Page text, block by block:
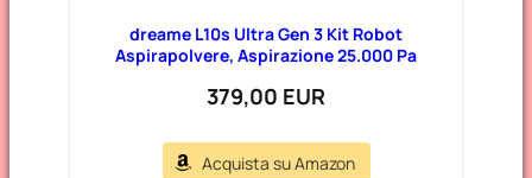
dreame L10s Ultra Gen 3 Kit Robot
Aspirapolvere, Aspirazione 25.000 Pa
379,00 EUR
Acquista su Amazon